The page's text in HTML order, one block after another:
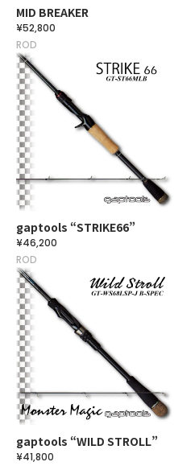
MID BREAKER
¥52,800
ROD
gaptools “STRIKE66”
¥46,200
ROD
gaptools “WILD STROLL”
¥41,800